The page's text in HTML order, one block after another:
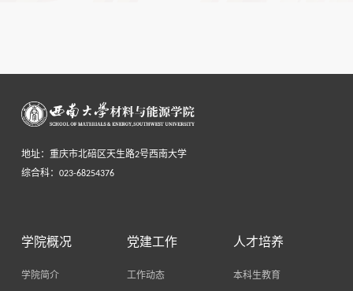
地址：重庆市北碚区天生路2号西南大学
综合科：023-68254376
学院概况
学院简介
党建工作
工作动态
人才培养
本科生教育